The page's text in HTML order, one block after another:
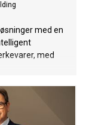
med en
med